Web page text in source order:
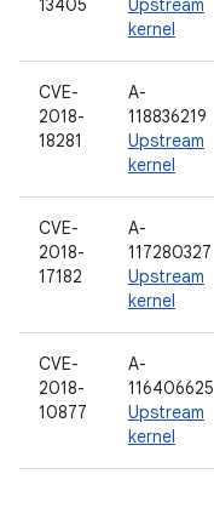
13405
Upstream
kernel
CVE-
2018-
18281
A-
118836219
Upstream
kernel
CVE-
2018-
17182
A-
117280327
Upstream
kernel
CVE-
2018-
10877
A-
116406625
Upstream
kernel